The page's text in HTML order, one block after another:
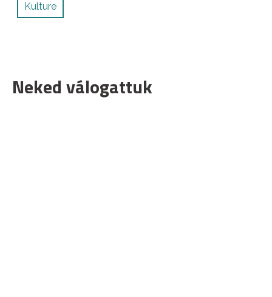
Kulture
Neked válogattuk